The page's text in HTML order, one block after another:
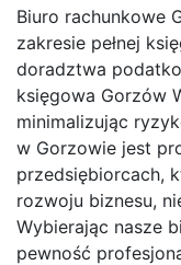
Biuro rachunkowe
zakresie pełnej
doradztwa
księgowa Gorzów
minimalizując
w Gorzowie jest
przedsiębiorcach,
rozwoju biznesu,
Wybierając nasze
pewność